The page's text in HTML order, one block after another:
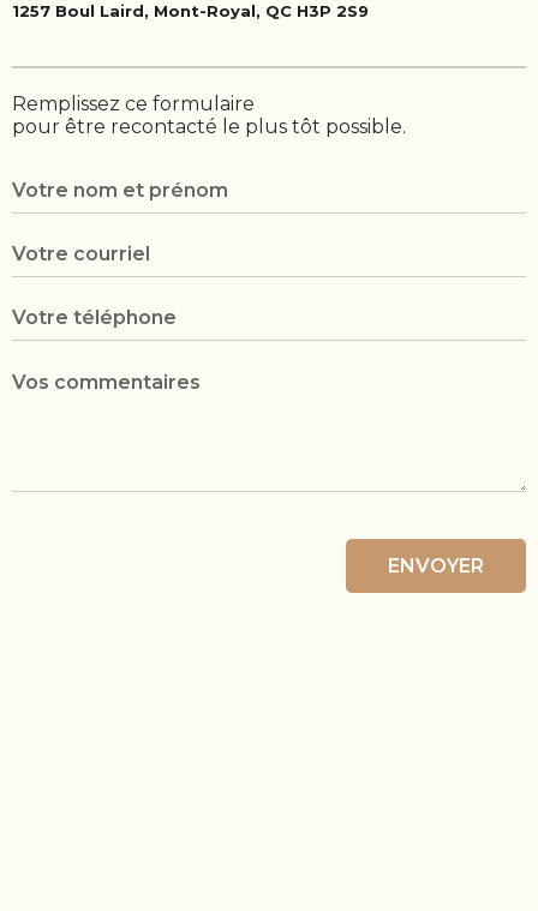
1257 Boul Laird, Mont-Royal, QC H3P 2S9
Remplissez ce formulaire
pour être recontacté le plus tôt possible.
ENVOYER